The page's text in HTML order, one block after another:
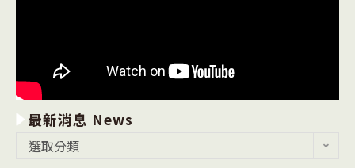
最新消息 News
選取分類